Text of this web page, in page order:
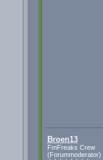
Broen13
FmFreaks Crew
(Forummoderator)